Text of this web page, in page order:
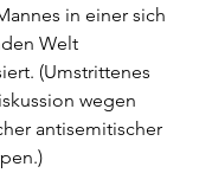
in einer sich
Welt
(Umstrittenes
wegen
antisemitischer